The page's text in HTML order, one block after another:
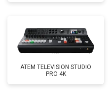
ATEM TELEVISION STUDIO
PRO 4K